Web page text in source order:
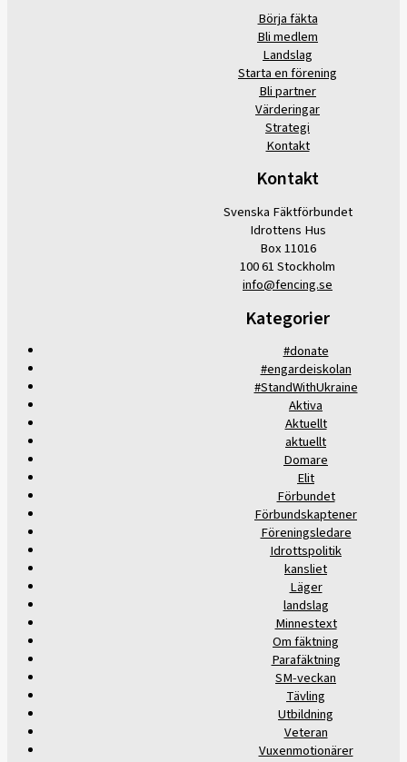
Börja fäkta
Bli medlem
Landslag
Starta en förening
Bli partner
Värderingar
Strategi
Kontakt
Kontakt
Svenska Fäktförbundet
Idrottens Hus
Box 11016
100 61 Stockholm
info@fencing.se
Kategorier
#donate
#engardeiskolan
#StandWithUkraine
Aktiva
Aktuellt
aktuellt
Domare
Elit
Förbundet
Förbundskaptener
Föreningsledare
Idrottspolitik
kansliet
Läger
landslag
Minnestext
Om fäktning
Parafäktning
SM-veckan
Tävling
Utbildning
Veteran
Vuxenmotionärer